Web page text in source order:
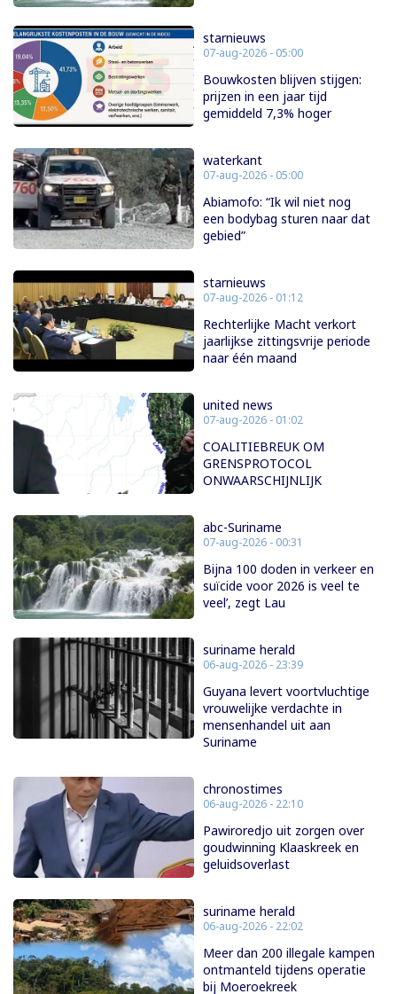
starnieuws
07-aug-2026 - 05:00
Bouwkosten blijven stijgen:
prijzen in een jaar tijd
gemiddeld 7,3% hoger
waterkant
07-aug-2026 - 05:00
Abiamofo: “Ik wil niet nog
een bodybag sturen naar dat
gebied”
starnieuws
07-aug-2026 - 01:12
Rechterlijke Macht verkort
jaarlijkse zittingsvrije periode
naar één maand
united news
07-aug-2026 - 01:02
COALITIEBREUK OM
GRENSPROTOCOL
ONWAARSCHIJNLIJK
abc-Suriname
07-aug-2026 - 00:31
Bijna 100 doden in verkeer en
suïcide voor 2026 is veel te
veel’, zegt Lau
suriname herald
06-aug-2026 - 23:39
Guyana levert voortvluchtige
vrouwelijke verdachte in
mensenhandel uit aan
Suriname
chronostimes
06-aug-2026 - 22:10
Pawiroredjo uit zorgen over
goudwinning Klaaskreek en
geluidsoverlast
suriname herald
06-aug-2026 - 22:02
Meer dan 200 illegale kampen
ontmanteld tijdens operatie
bij Moeroekreek